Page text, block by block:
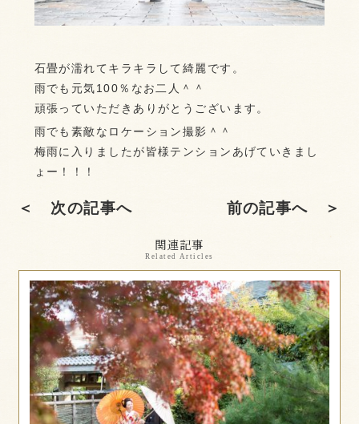
石畳が濡れてキラキラして綺麗です。
雨でも元気100％なお二人＾＾
頑張っていただきありがとうございます。
雨でも素敵なロケーション撮影＾＾
梅雨に入りましたが皆様テンションあげていきまし
ょー！！！
＜ 次の記事へ 前の記事へ ＞
関連記事
Related Articles